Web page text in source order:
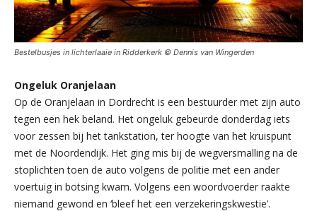
Bestelbusjes in lichterlaaie in Ridderkerk © Dennis van Wingerden
Ongeluk Oranjelaan
Op de Oranjelaan in Dordrecht is een bestuurder met zijn auto
tegen een hek beland. Het ongeluk gebeurde donderdag iets
voor zessen bij het tankstation, ter hoogte van het kruispunt
met de Noordendijk. Het ging mis bij de wegversmalling na de
stoplichten toen de auto volgens de politie met een ander
voertuig in botsing kwam. Volgens een woordvoerder raakte
niemand gewond en ‘bleef het een verzekeringskwestie’.